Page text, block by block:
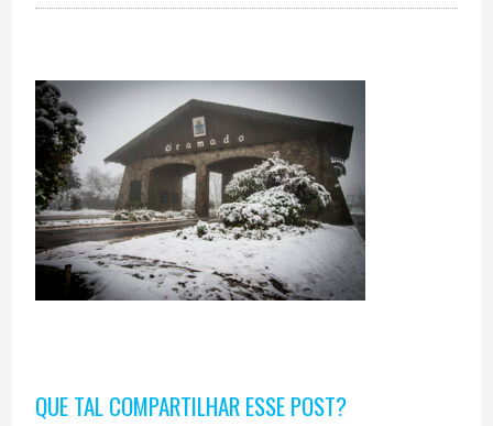
QUE TAL COMPARTILHAR ESSE POST?